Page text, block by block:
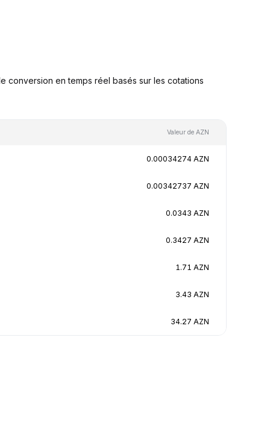
conversion en temps réel basés sur les cotations
Valeur de AZN
0.00034274 AZN
0.00342737 AZN
0.0343 AZN
0.3427 AZN
1.71 AZN
3.43 AZN
34.27 AZN